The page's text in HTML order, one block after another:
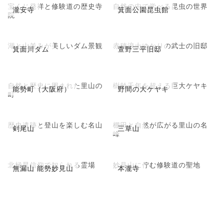
瀧安寺
宝くじ発祥と修験道の歴史寺
院
箕面公園昆虫館
自然の中で学べる昆虫の世界
箕面川ダム
湖と山並みが美しいダム景観 萱野三平旧邸
赤穂浪士ゆかりの武士の旧邸
能勢町（大阪府）
自然と歴史に囲まれた里山の
町
野間の大ケヤキ
樹齢千年を超える巨大ケヤキ
剣尾山
歴史遺跡と登山を楽しむ名山 三草山
棚田と自然が広がる里山の名
峰
無漏山 能勢妙見山
北極星信仰で知られる霊場 本瀧寺
妙見山に佇む修験道の聖地